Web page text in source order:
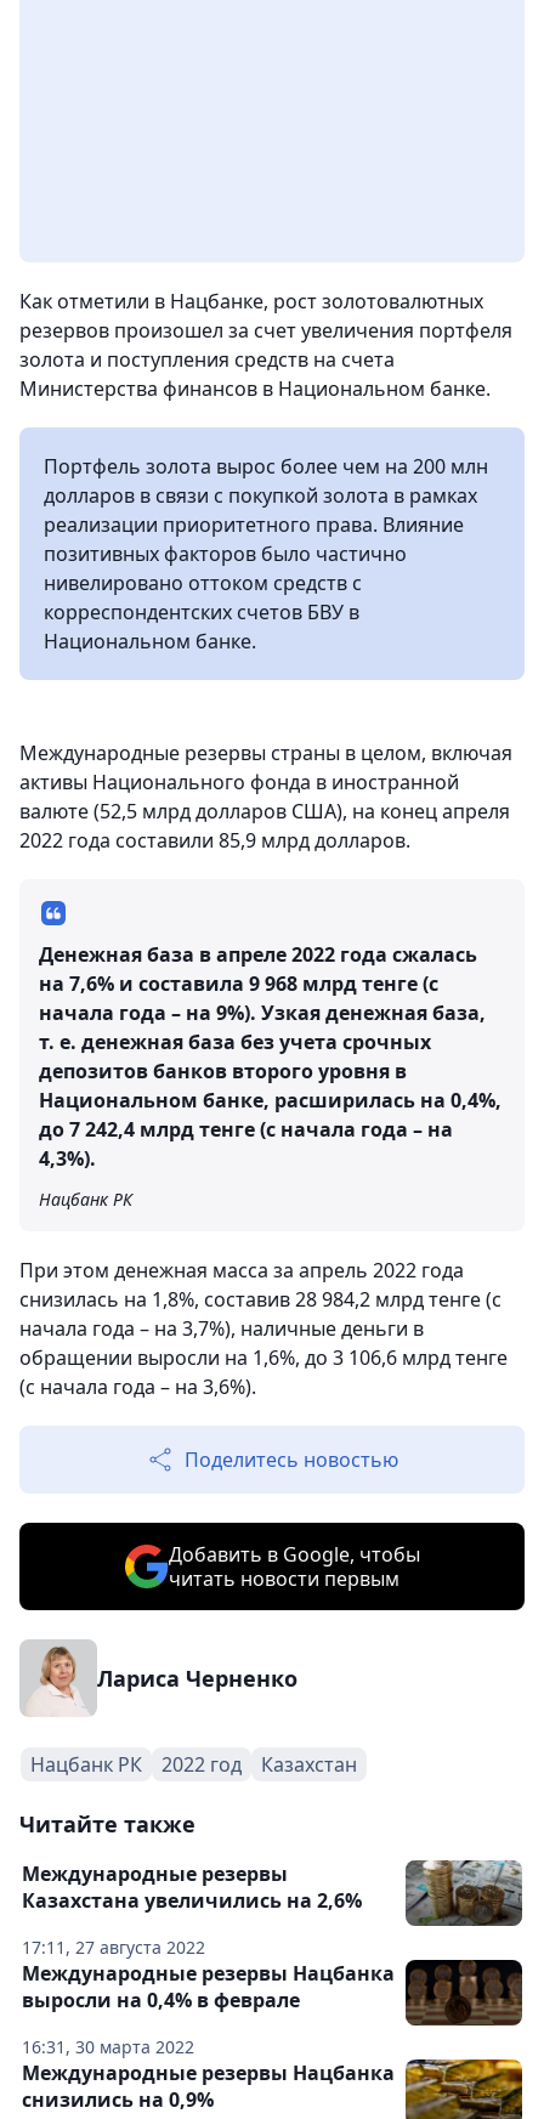
Как отметили в Нацбанке, рост золотовалютных
резервов произошел за счет увеличения портфеля
золота и поступления средств на счета
Министерства финансов в Национальном банке.
Портфель золота вырос более чем на 200 млн
долларов в связи с покупкой золота в рамках
реализации приоритетного права. Влияние
позитивных факторов было частично
нивелировано оттоком средств с
корреспондентских счетов БВУ в
Национальном банке.
Международные резервы страны в целом, включая
активы Национального фонда в иностранной
валюте (52,5 млрд долларов США), на конец апреля
2022 года составили 85,9 млрд долларов.
Денежная база в апреле 2022 года сжалась
на 7,6% и составила 9 968 млрд тенге (с
начала года – на 9%). Узкая денежная база,
т. е. денежная база без учета срочных
депозитов банков второго уровня в
Национальном банке, расширилась на 0,4%,
до 7 242,4 млрд тенге (с начала года – на
4,3%).
Нацбанк РК
При этом денежная масса за апрель 2022 года
снизилась на 1,8%, составив 28 984,2 млрд тенге (с
начала года – на 3,7%), наличные деньги в
обращении выросли на 1,6%, до 3 106,6 млрд тенге
(с начала года – на 3,6%).
Поделитесь новостью
Добавить в Google, чтобы
читать новости первым
Лариса Черненко
Нацбанк РК 2022 год Казахстан
Читайте также
17:11, 27 августа 2022
Международные резервы
Казахстана увеличились на 2,6%
16:31, 30 марта 2022
Международные резервы Нацбанка
выросли на 0,4% в феврале
Международные резервы Нацбанка
снизились на 0,9%